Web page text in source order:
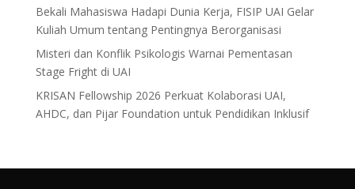
Bekali Mahasiswa Hadapi Dunia Kerja, FISIP UAI Gelar
Kuliah Umum tentang Pentingnya Berorganisasi
Misteri dan Konflik Psikologis Warnai Pementasan
Stage Fright di UAI
KRISAN Fellowship 2026 Perkuat Kolaborasi UAI,
AHDC, dan Pijar Foundation untuk Pendidikan Inklusif